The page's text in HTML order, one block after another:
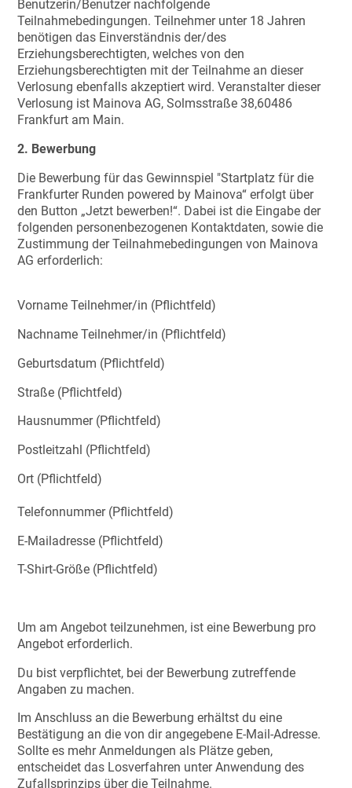
Benutzerin/Benutzer nachfolgende
Teilnahmebedingungen. Teilnehmer unter 18 Jahren
benötigen das Einverständnis der/des
Erziehungsberechtigten, welches von den
Erziehungsberechtigten mit der Teilnahme an dieser
Verlosung ebenfalls akzeptiert wird. Veranstalter dieser
Verlosung ist Mainova AG, Solmsstraße 38,60486
Frankfurt am Main.
2. Bewerbung
Die Bewerbung für das Gewinnspiel "Startplatz für die
Frankfurter Runden powered by Mainova“ erfolgt über
den Button „Jetzt bewerben!“. Dabei ist die Eingabe der
folgenden personenbezogenen Kontaktdaten, sowie die
Zustimmung der Teilnahmebedingungen von Mainova
AG erforderlich:
Vorname Teilnehmer/in (Pflichtfeld)
Nachname Teilnehmer/in (Pflichtfeld)
Geburtsdatum (Pflichtfeld)
Straße (Pflichtfeld)
Hausnummer (Pflichtfeld)
Postleitzahl (Pflichtfeld)
Ort (Pflichtfeld)
Telefonnummer (Pflichtfeld)
E-Mailadresse (Pflichtfeld)
T-Shirt-Größe (Pflichtfeld)
Um am Angebot teilzunehmen, ist eine Bewerbung pro
Angebot erforderlich.
Du bist verpflichtet, bei der Bewerbung zutreffende
Angaben zu machen.
Im Anschluss an die Bewerbung erhältst du eine
Bestätigung an die von dir angegebene E-Mail-Adresse.
Sollte es mehr Anmeldungen als Plätze geben,
entscheidet das Losverfahren unter Anwendung des
Zufallsprinzips über die Teilnahme.